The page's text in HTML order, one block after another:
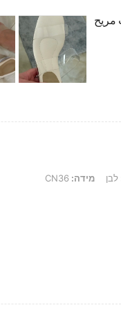
مريح
לבן מידה: